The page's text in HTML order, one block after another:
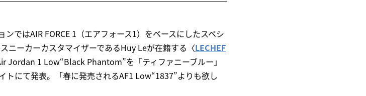
ではAIR FORCE 1（エアフォース1）をベースにしたスペシ
ニーカーカスタマイザーであるHuy Leが在籍する〈LECHEF
Jordan 1 Low“Black Phantom”を「ティファニーブルー」
トにて発表。「春に発売されるAF1 Low“1837”よりも欲し